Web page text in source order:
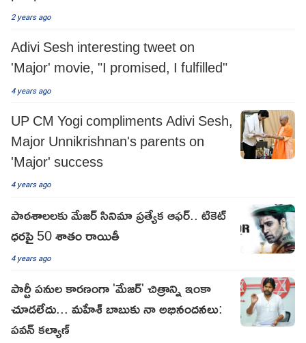
2 years ago
Adivi Sesh interesting tweet on
'Major' movie, "I promised, I fulfilled"
4 years ago
UP CM Yogi compliments Adivi Sesh,
Major Unnikrishnan's parents on
'Major' success
4 years ago
పాఠశాలలకు మేజర్ సినిమా ప్రత్యేక ఆఫర్.. టికెట్
ధరపై 50 శాతం రాయితీ
4 years ago
పార్టీ పనుల కారణంగా 'మేజర్' చిత్రాన్ని ఇంకా
చూడలేదు... మహేశ్ బాబుకు నా అభినందనలు:
పవన్ కల్యాణ్